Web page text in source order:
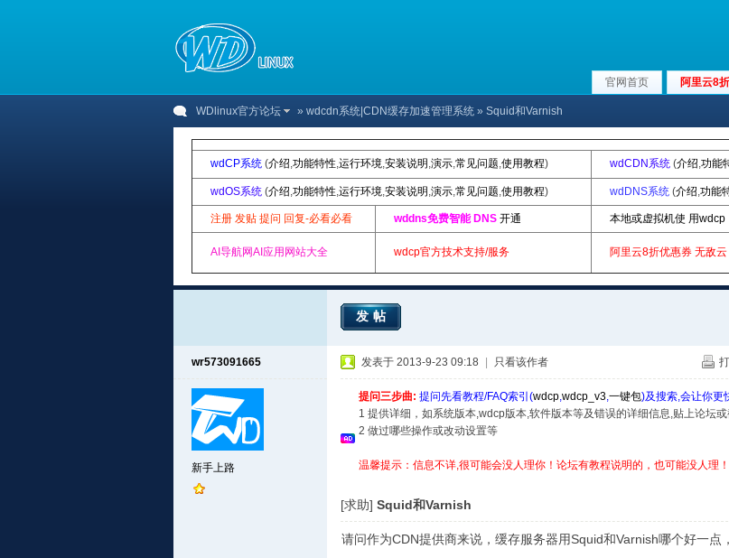
官网首页 阿里云8折
WDlinux官方论坛 » wdcdn系统|CDN缓存加速管理系统 » Squid和Varnish
wdCP系统 (介绍,功能特性,运行环境,安装说明 ,演示,常见问题,使用教程) wdCDN系统 (介绍,功能
wdOS系统 (介绍,功能特性,运行环境,安装说明 ,演示,常见问题,使用教程) wdDNS系统 (介绍,功能
注册 发贴 提问 回复-必看必看 wddns免费智能 DNS 开通 本地或虚拟机使 用wdcp
AI导航网AI应用网站大全 wdcp官方技术支持/服务 阿里云8折优惠券 无敌云
发帖
wr573091665
新手上路
发表于 2013-9-23 09:18 只看该作者
提问三步曲: 提问先看教程/FAQ索引(wdcp,wdcp_v3,一键包)及搜索,会让你更
1 提供详细，如系统版本,wdcp版本,软件版本等及错误的详细信息,贴上论坛
2 做过哪些操作或改动设置等
温馨提示：信息不详,很可能会没人理你！论坛有教程说明的，也可能没人理
[求助] Squid和Varnish
请问作为CDN提供商来说，缓存服务器用Squid和Varnish哪个好一点